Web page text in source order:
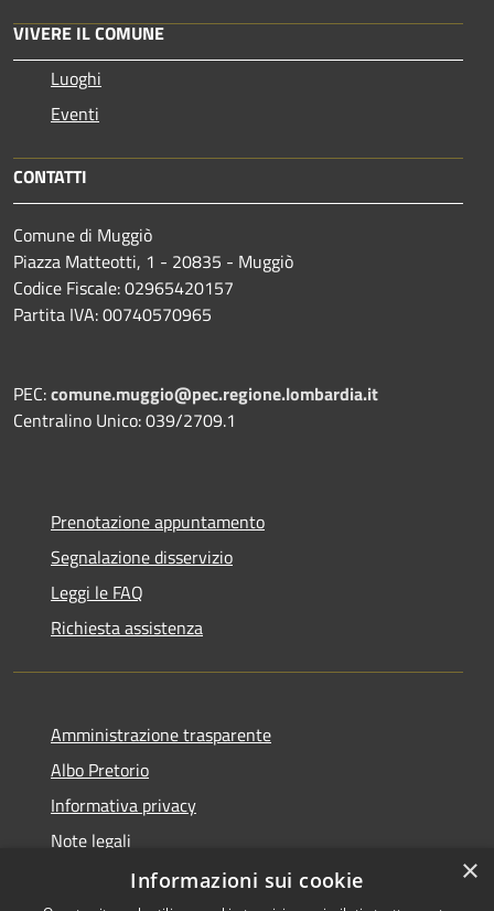
VIVERE IL COMUNE
Luoghi
Eventi
CONTATTI
Comune di Muggiò
Piazza Matteotti, 1 - 20835 - Muggiò
Codice Fiscale: 02965420157
Partita IVA: 00740570965
PEC:comune.muggio@pec.regione.lombardia.it
Centralino Unico: 039/2709.1
Prenotazione appuntamento
Segnalazione disservizio
Leggi le FAQ
Richiesta assistenza
Amministrazione trasparente
Albo Pretorio
Informativa privacy
Note legali
Dichiarazione di accessibilità
×
Informazioni sui cookie